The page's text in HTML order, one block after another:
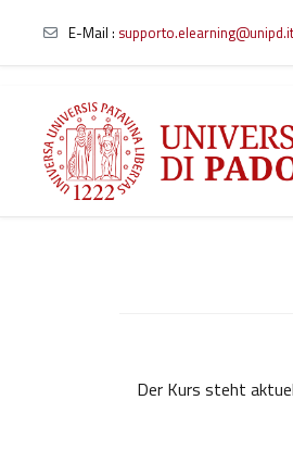
Zum Hauptinhalt
E-Mail : supporto.elearning@unipd.it
Der Kurs steht